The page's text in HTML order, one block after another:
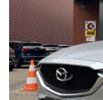
Stuurwiel
Achterbank in